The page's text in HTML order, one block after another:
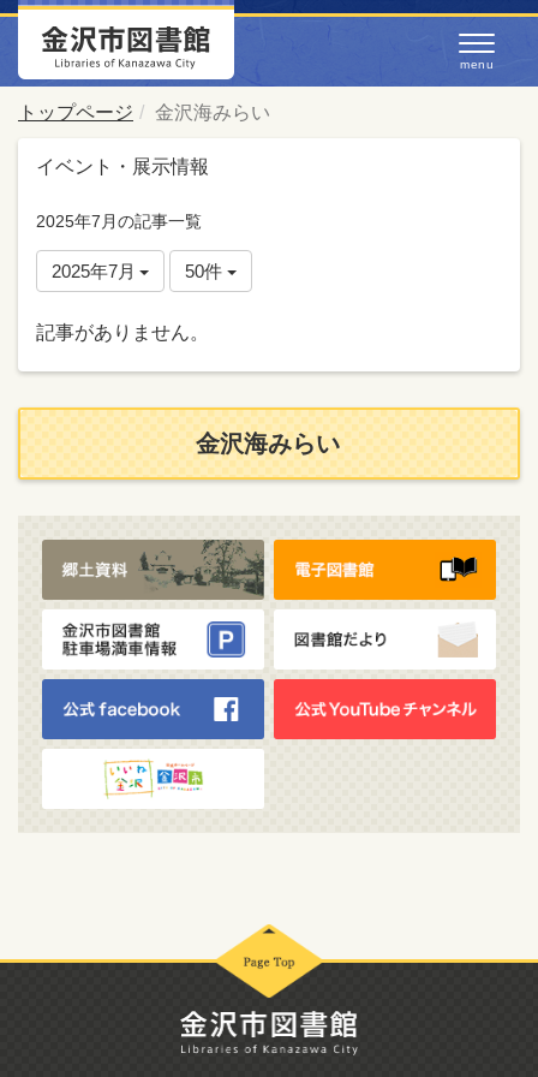
トップページ 金沢海みらい
イベント・展示情報
2025年7月の記事一覧
2025年7月 50件
記事がありません。
金沢海みらい